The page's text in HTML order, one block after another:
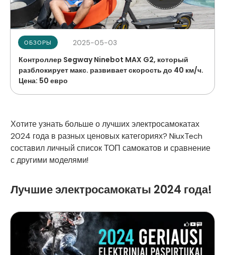
ОБЗОРЫ 2025-05-03
Контроллер Segway Ninebot MAX G2, который
разблокирует макс. развивает скорость до 40 км/ч.
Цена: 50 евро
Хотите узнать больше о лучших электросамокатах
2024 года в разных ценовых категориях? NiuxTech
составил личный список ТОП самокатов и сравнение
с другими моделями!
Лучшие электросамокаты 2024 года!